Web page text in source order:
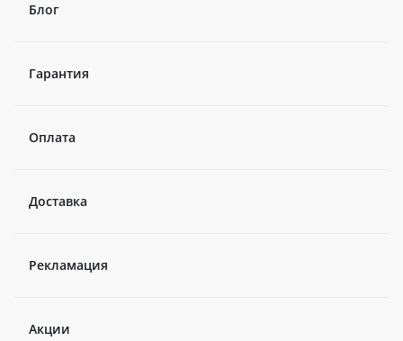
Блог
Гарантия
Оплата
Доставка
Рекламация
Акции